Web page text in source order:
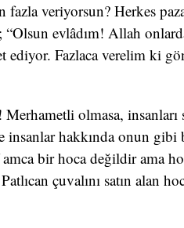
fazla veriyorsun? Herkes
evlâdım! Allah
ediyor. Fazlaca verelim ki
olmasa, insanları
insanlar hakkında onun gibi
bir hoca değildir ama
çuvalını satın alan